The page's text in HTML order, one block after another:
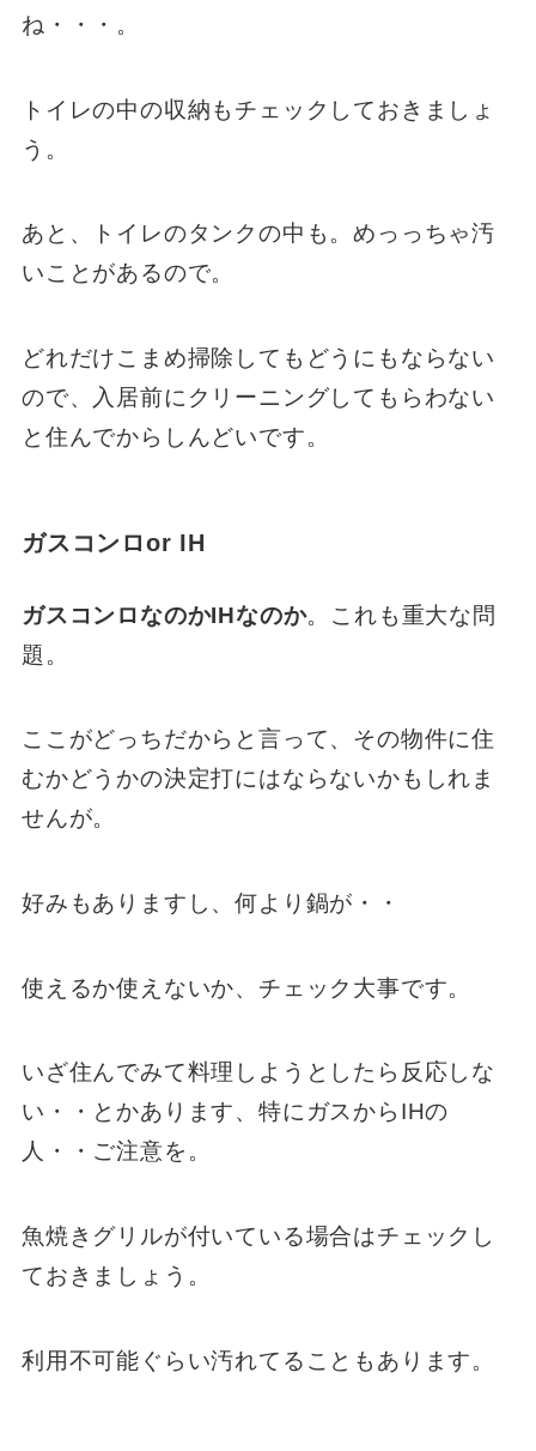
ね・・・。
トイレの中の収納もチェックしておきましょ
う。
あと、トイレのタンクの中も。めっっちゃ汚
いことがあるので。
どれだけこまめ掃除してもどうにもならない
ので、入居前にクリーニングしてもらわない
と住んでからしんどいです。
ガスコンロor IH
ガスコンロなのかIHなのか。これも重大な問
題。
ここがどっちだからと言って、その物件に住
むかどうかの決定打にはならないかもしれま
せんが。
好みもありますし、何より鍋が・・
使えるか使えないか、チェック大事です。
いざ住んでみて料理しようとしたら反応しな
い・・とかあります、特にガスからIHの
人・・ご注意を。
魚焼きグリルが付いている場合はチェックし
ておきましょう。
利用不可能ぐらい汚れてることもあります。